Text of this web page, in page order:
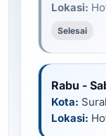
Lokasi:
Selesai
Rabu -
Kota:
Lokasi: